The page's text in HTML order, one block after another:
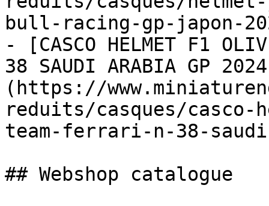
bull-racing-gp-japon-
- [CASCO HELMET F1
38 SAUDI ARABIA GP
(https://
reduits/casques/casco-
team-ferrari-n-38-
## Webshop catalogue